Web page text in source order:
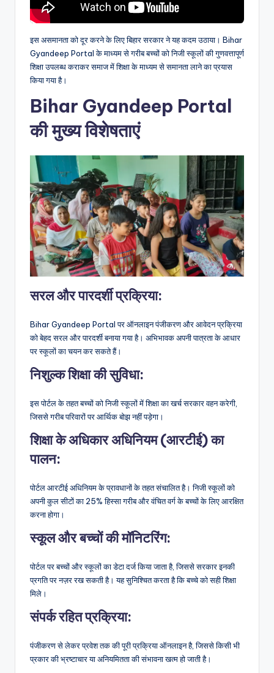
इस असमानता को दूर करने के लिए बिहार सरकार ने यह कदम उठाया। Bihar
Gyandeep Portal के माध्यम से गरीब बच्चों को निजी स्कूलों की गुणवत्तापूर्ण
शिक्षा उपलब्ध कराकर समाज में शिक्षा के माध्यम से समानता लाने का प्रयास
किया गया है।
Bihar Gyandeep Portal
की मुख्य विशेषताएं
सरल और पारदर्शी प्रक्रिया:
Bihar Gyandeep Portal पर ऑनलाइन पंजीकरण और आवेदन प्रक्रिया
को बेहद सरल और पारदर्शी बनाया गया है। अभिभावक अपनी पात्रता के आधार
पर स्कूलों का चयन कर सकते हैं।
निशुल्क शिक्षा की सुविधा:
इस पोर्टल के तहत बच्चों को निजी स्कूलों में शिक्षा का खर्च सरकार वहन करेगी,
जिससे गरीब परिवारों पर आर्थिक बोझ नहीं पड़ेगा।
शिक्षा के अधिकार अधिनियम (आरटीई) का
पालन:
पोर्टल आरटीई अधिनियम के प्रावधानों के तहत संचालित है। निजी स्कूलों को
अपनी कुल सीटों का 25% हिस्सा गरीब और वंचित वर्ग के बच्चों के लिए आरक्षित
करना होगा।
स्कूल और बच्चों की मॉनिटरिंग:
पोर्टल पर बच्चों और स्कूलों का डेटा दर्ज किया जाता है, जिससे सरकार इनकी
प्रगति पर नज़र रख सकती है। यह सुनिश्चित करता है कि बच्चे को सही शिक्षा
मिले।
संपर्क रहित प्रक्रिया:
पंजीकरण से लेकर प्रवेश तक की पूरी प्रक्रिया ऑनलाइन है, जिससे किसी भी
प्रकार की भ्रष्टाचार या अनियमितता की संभावना खत्म हो जाती है।